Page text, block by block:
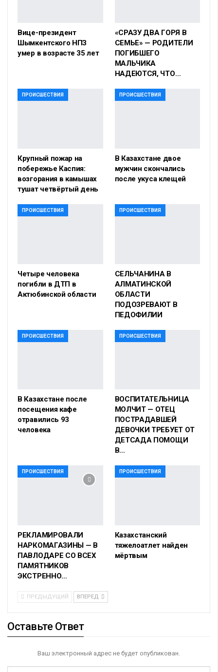
Вице-президент
Шымкентского НПЗ
умер в возрасте 35 лет
«СРАЗУ ДВА ГОРЯ В
СЕМЬЕ» — РОДИТЕЛИ
ПОГИБШЕГО
МАЛЬЧИКА
НАДЕЮТСЯ, ЧТО…
ПРОИСШЕСТВИЯ
Крупный пожар на
побережье Каспия:
возгорания в камышах
тушат четвёртый день
ПРОИСШЕСТВИЯ
В Казахстане двое
мужчин скончались
после укуса клещей
ПРОИСШЕСТВИЯ
Четыре человека
погибли в ДТП в
Актюбинской области
ПРОИСШЕСТВИЯ
СЕЛЬЧАНИНА В
АЛМАТИНСКОЙ
ОБЛАСТИ
ПОДОЗРЕВАЮТ В
ПЕДОФИЛИИ
ПРОИСШЕСТВИЯ
В Казахстане после
посещения кафе
отравились 93
человека
ПРОИСШЕСТВИЯ
ВОСПИТАТЕЛЬНИЦА
МОЛЧИТ — ОТЕЦ
ПОСТРАДАВШЕЙ
ДЕВОЧКИ ТРЕБУЕТ ОТ
ДЕТСАДА ПОМОЩИ
В…
ПРОИСШЕСТВИЯ
РЕКЛАМИРОВАЛИ
НАРКОМАГАЗИНЫ — В
ПАВЛОДАРЕ СО ВСЕХ
ПАМЯТНИКОВ
ЭКСТРЕННО…
ПРОИСШЕСТВИЯ
Казахстанский
тяжелоатлет найден
мёртвым
ПРЕДЫДУЩИЙ ВПЕРЕД
Оставьте Ответ
Ваш электронный адрес не будет опубликован.